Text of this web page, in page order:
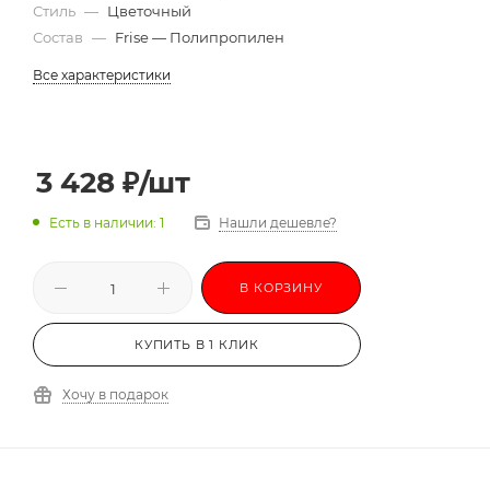
Стиль — Цветочный
Состав — Frise — Полипропилен
Все характеристики
3 428 ₽/шт
Есть в наличии: 1 Нашли дешевле?
В КОРЗИНУ
КУПИТЬ В 1 КЛИК
Хочу в подарок